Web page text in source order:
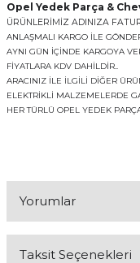
Opel Yedek Parça &
ÜRÜNLERİMİZ ADINIZA
ANLAŞMALI KARGO İLE
AYNI GÜN İÇİNDE KARGOYA
FİYATLARA KDV
ARACINIZ İLE İLGİLİ DİĞER
ELEKTRİKLİ MALZEMELERDE
HER TÜRLÜ OPEL YEDEK
Yorumlar
Taksit Seçenekleri